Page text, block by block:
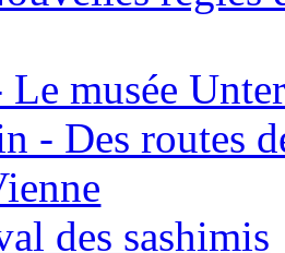
Le musée
- Des routes
des sashimis